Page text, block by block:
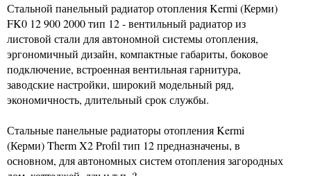
Стальной панельный радиатор отопления Kermi (Керми)
FK0 12 900 2000 тип 12 - вентильный радиатор из
листовой стали для автономной системы отопления,
эргономичный дизайн, компактные габариты, боковое
подключение, встроенная вентильная гарнитура,
заводские настройки, широкий модельный ряд,
экономичность, длительный срок службы.
Стальные панельные радиаторы отопления Kermi
(Керми) Therm X2 Profil тип 12 предназначены, в
основном, для автономных систем отопления загородных